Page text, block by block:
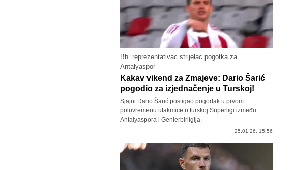
Bh. reprezentativac strijelac pogotka za
Antalyaspor
Kakav vikend za Zmajeve: Dario Šarić
pogodio za izjednačenje u Turskoj!
Sjajni Dario Šarić postigao pogodak u prvom
poluvremenu utakmice u turskoj Superligi između
Antalyaspora i Genlerbirligija.
25.01.26. 15:56